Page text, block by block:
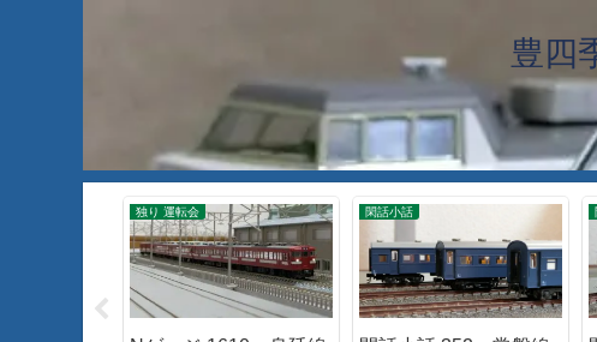
豊四
独り 運転会 閑話小話